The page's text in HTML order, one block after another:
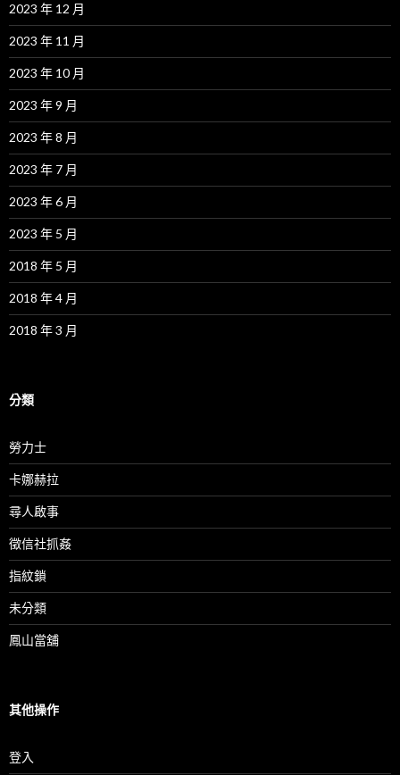
2023 年 12 月
2023 年 11 月
2023 年 10 月
2023 年 9 月
2023 年 8 月
2023 年 7 月
2023 年 6 月
2023 年 5 月
2018 年 5 月
2018 年 4 月
2018 年 3 月
分類
勞力士
卡娜赫拉
尋人啟事
徵信社抓姦
指紋鎖
未分類
鳳山當舖
其他操作
登入